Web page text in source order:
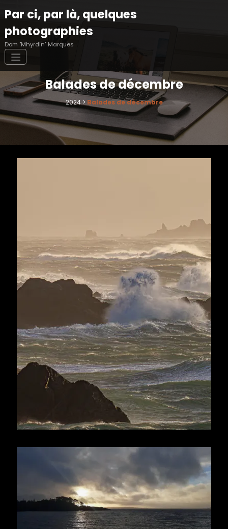
auPar ci, par là, quelques
photographies
Dom "Mhyrdin" Marques
Balades de décembre
2024> Balades de décembre